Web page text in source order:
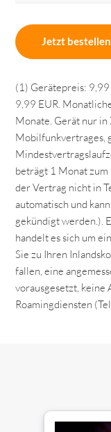
Jetzt bestellen
(1) Gerätepreis:
9,99 EUR.
Monate. Gerät nur in
Mobilfunkvertrages,
beträgt 1 Monat
der Vertrag nicht in
automatisch und
gekündigt werden.).
handelt es sich um
Sie zu Ihren
fallen, eine
vorausgesetzt, keine
Roamingdiensten